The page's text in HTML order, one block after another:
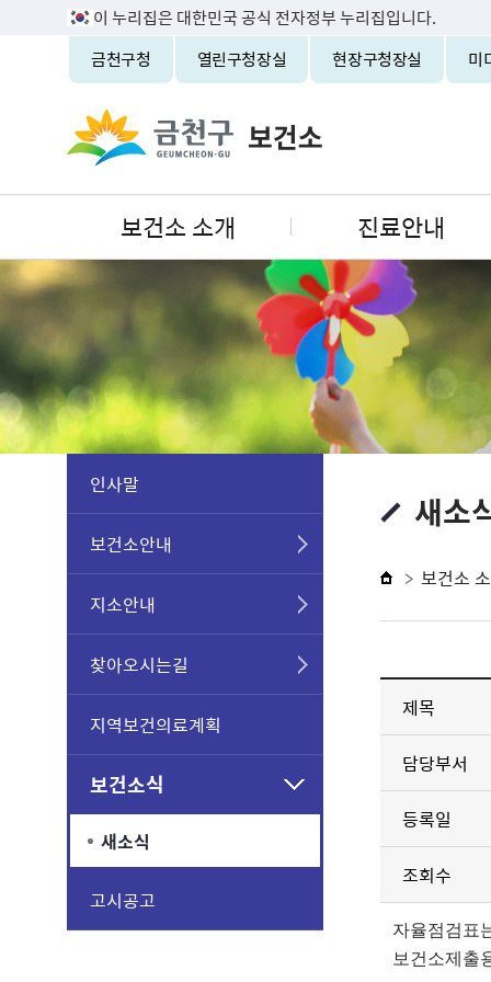
이 누리집은 대한민국 공식 전자정부 누리집입니다.
금천구청
열린구청장실 현장구청장실 미
보건소 소개 진료안내
인사말
보건소안내
지소안내
찾아오시는길
지역보건의료계획
보건소식
새소식
고시공고
새소
보건소
제목
담당부서
등록일
조회수
자율점검표
보건소제출